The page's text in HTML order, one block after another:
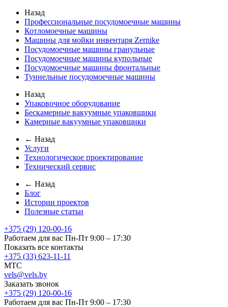
Назад
Профессиональные посудомоечные машины
Котломоечные машины
Машины для мойки инвентаря Zernike
Посудомоечные машины гранульные
Посудомоечные машины купольные
Посудомоечные машины фронтальные
Туннельные посудомоечные машины
Назад
Упаковочное оборудование
Бескамерные вакуумные упаковщики
Камерные вакуумные упаковщики
← Назад
Услуги
Технологическое проектирование
Технический сервис
← Назад
Блог
Истории проектов
Полезные статьи
+375 (29) 120-00-16
Работаем для вас Пн-Пт 9:00 – 17:30
Показать все контакты
+375 (33) 623-11-11
MTC
vels@vels.by
Заказать звонок
+375 (29) 120-00-16
Работаем для вас Пн-Пт 9:00 – 17:30